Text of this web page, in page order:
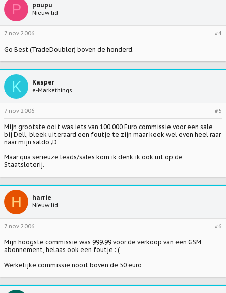
P poupu
Nieuw lid
7 nov 2006 #4
Go Best (TradeDoubler) boven de honderd.
K Kasper
e-Markethings
7 nov 2006 #5
Mijn grootste ooit was iets van 100.000 Euro commissie voor een sale
bij Dell, bleek uiteraard een foutje te zijn maar keek wel even heel raar
naar mijn saldo ;D
Maar qua serieuze leads/sales kom ik denk ik ook uit op de
Staatsloterij.
H harrie
Nieuw lid
7 nov 2006 #6
Mijn hoogste commissie was 999.99 voor de verkoop van een GSM
abonnement, helaas ook een foutje :'(
Werkelijke commissie nooit boven de 50 euro